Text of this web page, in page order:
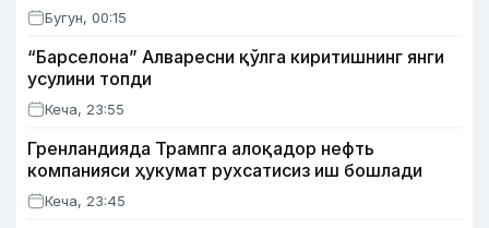
Бугун, 00:15
“Барселона” Алваресни қўлга киритишнинг янги
усулини топди
Кеча, 23:55
Гренландияда Трампга алоқадор нефть
компанияси ҳукумат рухсатисиз иш бошлади
Кеча, 23:45